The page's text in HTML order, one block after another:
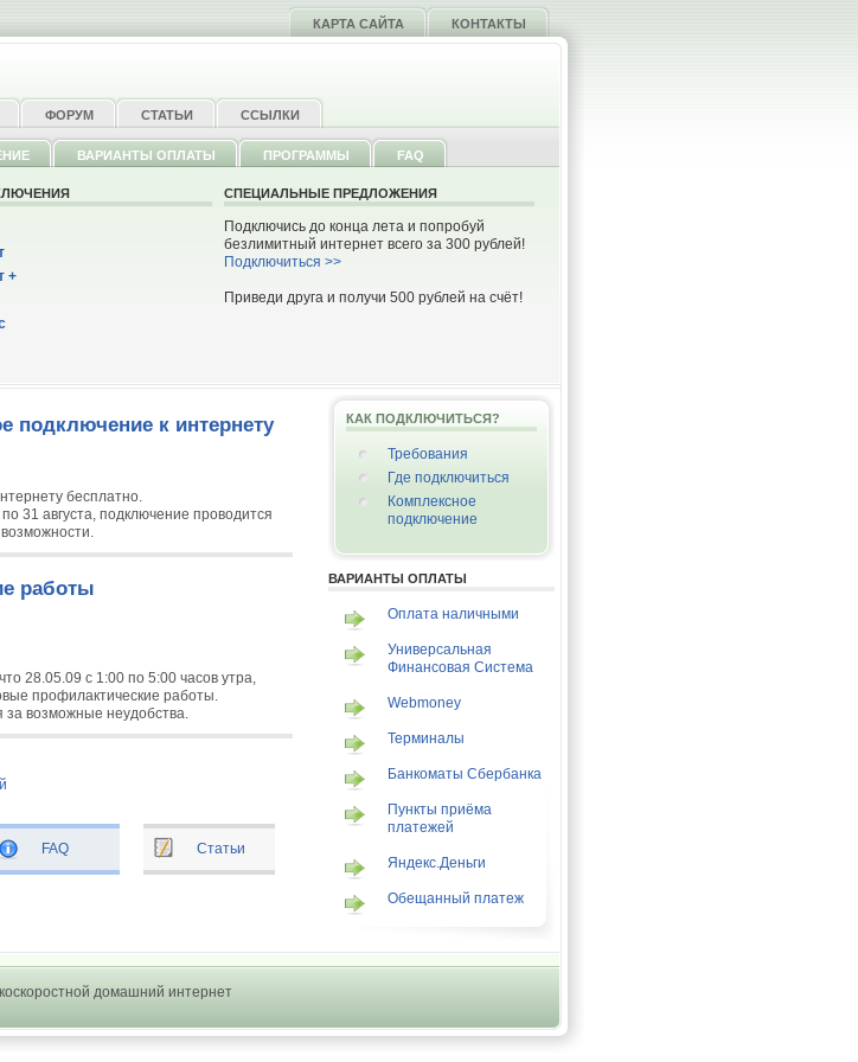
КАРТА САЙТА КОНТАКТЫ
ФОРУМ СТАТЬИ ССЫЛКИ
ВАРИАНТЫ ОПЛАТЫ ПРОГРАММЫ FAQ
+
СПЕЦИАЛЬНЫЕ ПРЕДЛОЖЕНИЯ
Подключись до конца лета и попробуй
безлимитный интернет всего за 300 рублей!
Подключиться >>
Приведи друга и получи 500 рублей на счёт!
КАК ПОДКЛЮЧИТЬСЯ?
Требования
Где подключиться
Комплексное
подключение
ВАРИАНТЫ ОПЛАТЫ
Оплата наличными
Универсальная
Финансовая Система
Webmoney
Терминалы
Банкоматы Сбербанка
Пункты приёма
платежей
Яндекс.Деньги
Обещанный платеж
подключение к интернету
бесплатно.
31 августа, подключение проводится
работы
28.05.09 с 1:00 по 5:00 часов утра,
профилактические работы.
за возможные неудобства.
FAQ Статьи
домашний интернет